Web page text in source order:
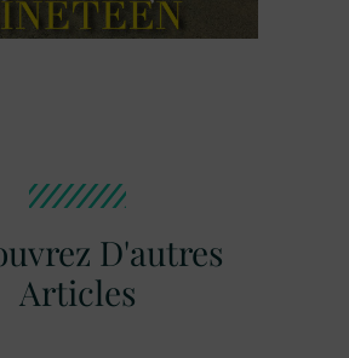
D'autres
Articles